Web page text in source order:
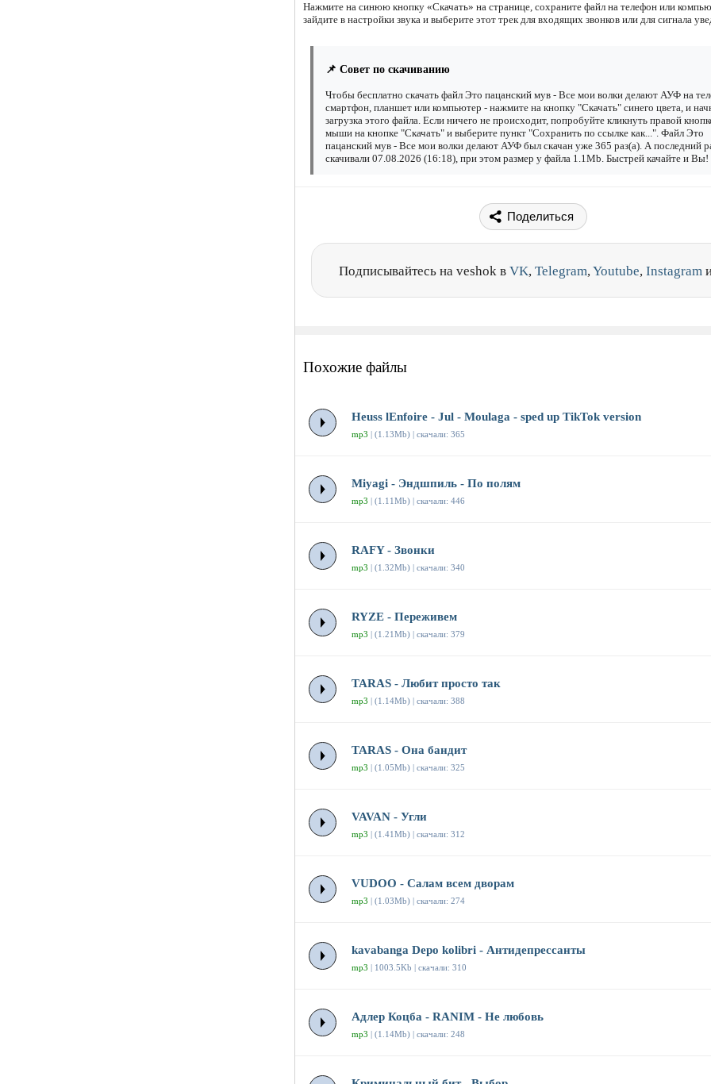
Нажмите на синюю кнопку «Скачать» на странице, сохраните файл на телефон или
зайдите в настройки звука и выберите этот трек для входящих звонков или для сигнала
📌 Совет по скачиванию
Чтобы бесплатно скачать файл Это пацанский мув - Все мои волки делают АУФ на
смартфон, планшет или компьютер - нажмите на кнопку "Скачать" синего цвета, и
загрузка этого файла. Если ничего не происходит, попробуйте кликнуть правой
мыши на кнопке "Скачать" и выберите пункт "Сохранить по ссылке как...". Файл Это
пацанский мув - Все мои волки делают АУФ был скачан уже 365 раз(а). А последний
скачивали 07.08.2026 (16:18), при этом размер у файла 1.1Mb. Быстрей качайте и Вы!
Поделиться
Подписывайтесь на veshok в VK, Telegram,Youtube, Instagram
Похожие файлы
Heuss lEnfoirе - Jul - Moulaga - sped up TikTok version
mp3 | (1.13Mb) | скачали: 365
Miyagi - Эндшпиль - По полям
mp3 | (1.11Mb) | скачали: 446
RAFY - Звонки
mp3 | (1.32Mb) | скачали: 340
RYZE - Переживем
mp3 | (1.21Mb) | скачали: 379
TARAS - Любит просто так
mp3 | (1.14Mb) | скачали: 388
TARAS - Она бандит
mp3 | (1.05Mb) | скачали: 325
VAVAN - Угли
mp3 | (1.41Mb) | скачали: 312
VUDOO - Салам всем дворам
mp3 | (1.03Mb) | скачали: 274
kavabanga Depo kolibri - Антидепрессанты
mp3 | 1003.5Kb | скачали: 310
Адлер Коцба - RANIM - Не любовь
mp3 | (1.14Mb) | скачали: 248